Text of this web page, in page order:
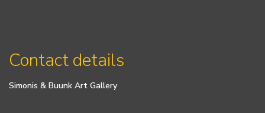
Contact details
Simonis & Buunk Art Gallery